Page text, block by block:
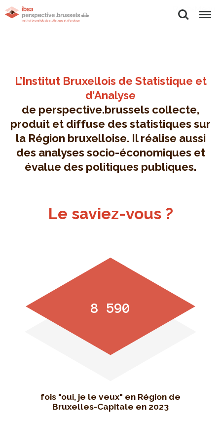
Rechercher
Menu
L’Institut Bruxellois de Statistique et
d’Analyse
de perspective.brussels collecte,
produit et diffuse des statistiques sur
la Région bruxelloise. Il réalise aussi
des analyses socio-économiques et
évalue des politiques publiques.
Le saviez-vous ?
8 590
fois "oui, je le veux" en Région de
Bruxelles-Capitale en 2023